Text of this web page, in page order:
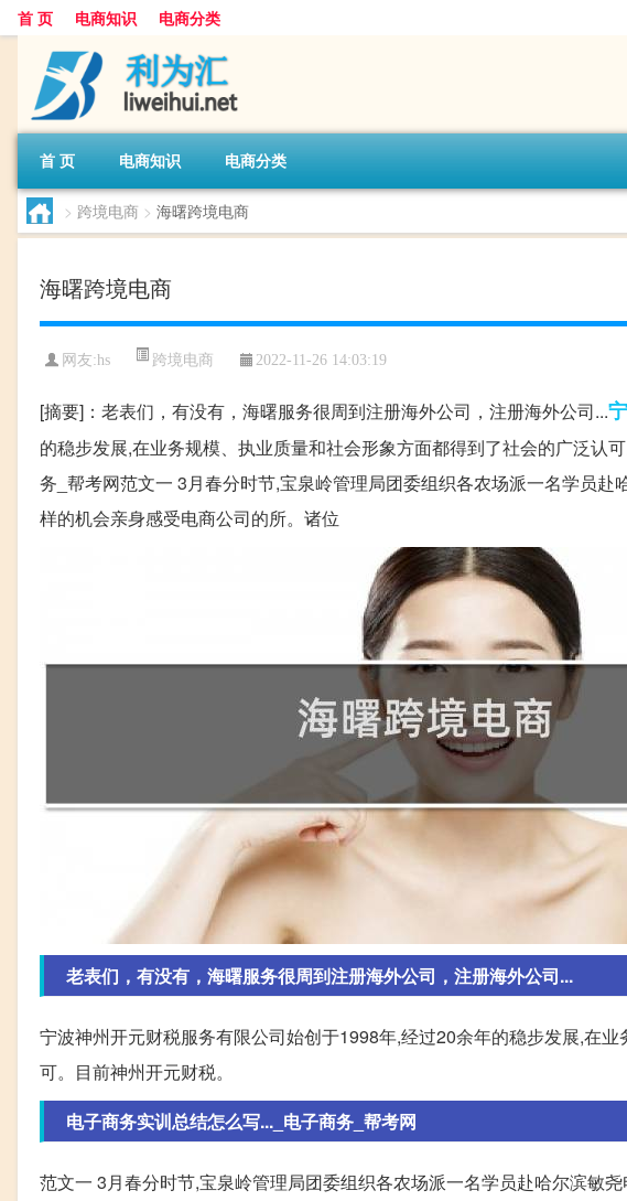
首 页 电商知识 电商分类
首 页 电商知识 电商分类
> 跨境电商 > 海曙跨境电商
海曙跨境电商
网友:hs 跨境电商 2022-11-26 14:03:19
[摘要]：老表们，有没有，海曙服务很周到注册海外公司，注册海外公司...
的稳步发展,在业务规模、执业质量和社会形象方面都得到了社会的广泛认
务_帮考网范文一 3月春分时节,宝泉岭管理局团委组织各农场派一名学员
样的机会亲身感受电商公司的所。诸位
老表们，有没有，海曙服务很周到注册海外公司，注册海外公司...
宁波神州开元财税服务有限公司始创于1998年,经过20余年的稳步发展,在
可。目前神州开元财税。
电子商务实训总结怎么写..._电子商务_帮考网
范文一 3月春分时节,宝泉岭管理局团委组织各农场派一名学员赴哈尔滨敏